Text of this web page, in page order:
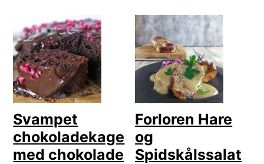
Svampet
chokoladekage
med chokolade
Forloren Hare
og
Spidskålssalat